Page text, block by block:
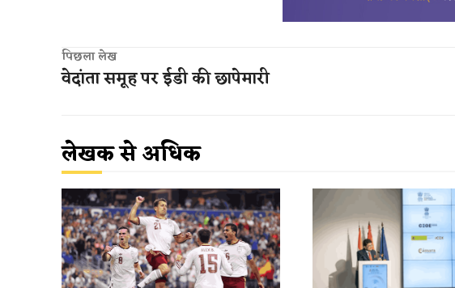
पिछला लेख
वेदांता समूह पर ईडी की छापेमारी
लेखक से अधिक